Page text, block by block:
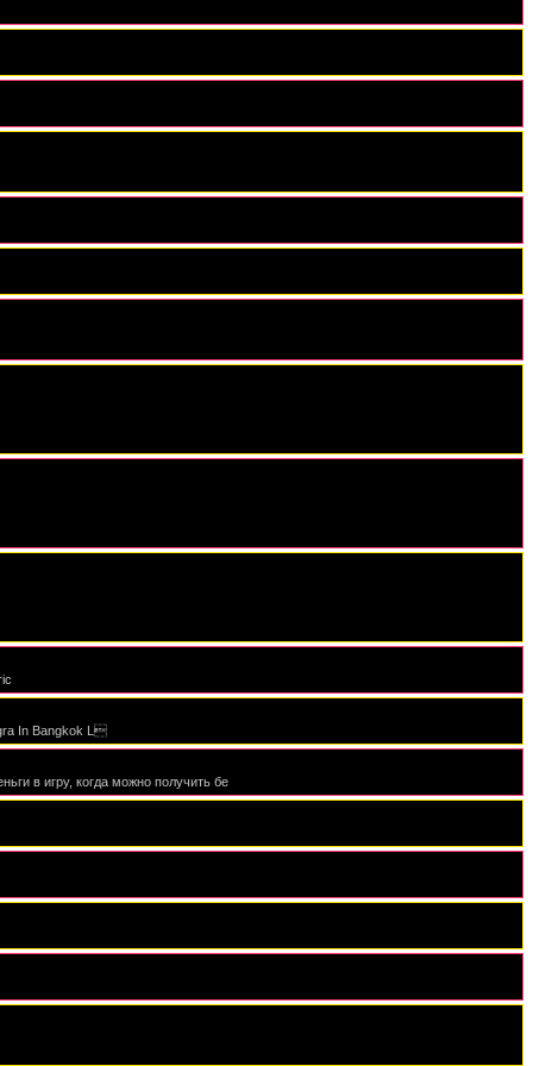
In Bangkok L
в игру, когда можно получить бе